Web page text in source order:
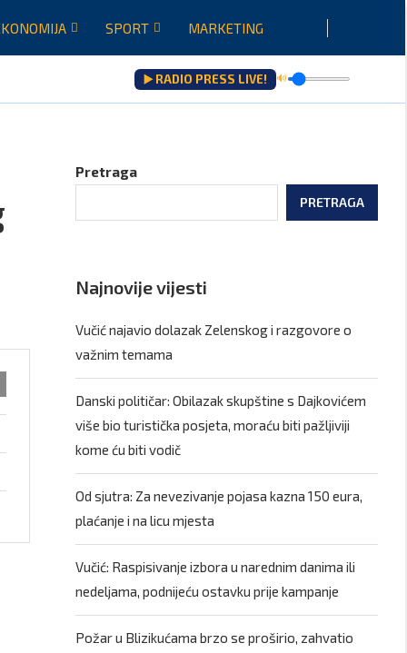
SPORT MARKETING
▶️ RADIO PRESS LIVE! 🔊
Pretraga
PRETRAGA
Najnovije vijesti
Vučić najavio dolazak Zelenskog i razgovore o
važnim temama
Danski političar: Obilazak skupštine s Dajkovićem
više bio turistička posjeta, moraću biti pažljiviji
kome ću biti vodič
Od sjutra: Za nevezivanje pojasa kazna 150 eura,
plaćanje i na licu mjesta
Vučić: Raspisivanje izbora u narednim danima ili
nedeljama, podnijeću ostavku prije kampanje
Požar u Blizikućama brzo se proširio, zahvatio